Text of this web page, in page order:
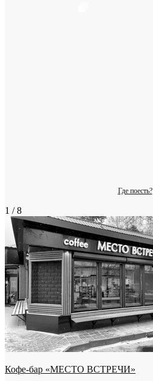
Где поесть?
1 / 8
Кофе-бар «МЕСТО ВСТРЕЧИ»